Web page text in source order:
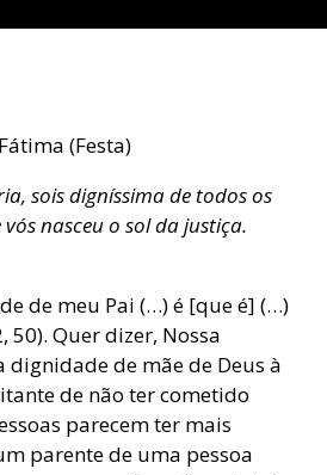
(Festa)
sois digníssima de todos os
nasceu o sol da justiça.
de meu Pai (…) é [que é] (…)
50). Quer dizer, Nossa
dignidade de mãe de Deus à
de não ter cometido
parecem ter mais
parente de uma pessoa